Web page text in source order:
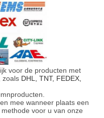
voor de producten met
zoals DHL, TNT, FEDEX,
mee wanneer plaats een
voor u van onze